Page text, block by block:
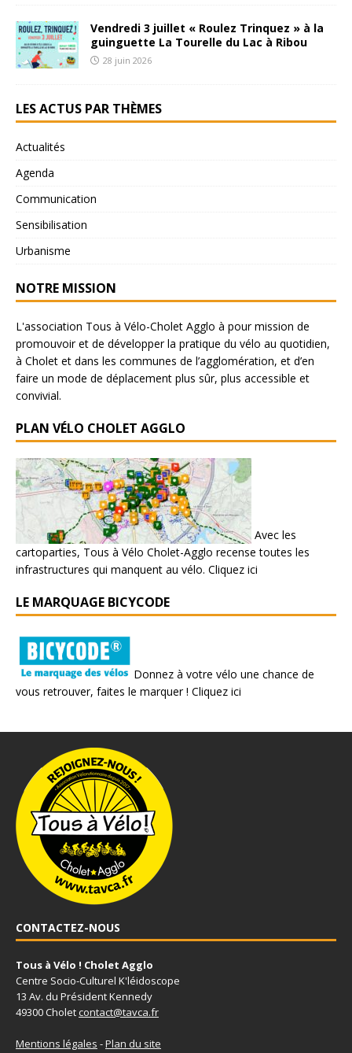
Vendredi 3 juillet « Roulez Trinquez » à la
guinguette La Tourelle du Lac à Ribou
28 juin 2026
LES ACTUS PAR THÈMES
Actualités
Agenda
Communication
Sensibilisation
Urbanisme
NOTRE MISSION
L'association Tous à Vélo-Cholet Agglo à pour mission de
promouvoir et de développer la pratique du vélo au quotidien,
à Cholet et dans les communes de l’agglomération, et d’en
faire un mode de déplacement plus sûr, plus accessible et
convivial.
PLAN VÉLO CHOLET AGGLO
Avec les
cartoparties, Tous à Vélo Cholet-Agglo recense toutes les
infrastructures qui manquent au vélo. Cliquez ici
LE MARQUAGE BICYCODE
Donnez à votre vélo une chance de
vous retrouver, faites le marquer ! Cliquez ici
CONTACTEZ-NOUS
Tous à Vélo ! Cholet Agglo
Centre Socio-Culturel K'léidoscope
13 Av. du Président Kennedy
49300 Choletcontact@tavca.fr
Mentions légales -Plan du site